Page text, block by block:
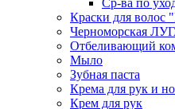
Краски для волос
Черноморская
Отбеливающий
Мыло
Зубная паста
Крема для рук и
Крем для рук